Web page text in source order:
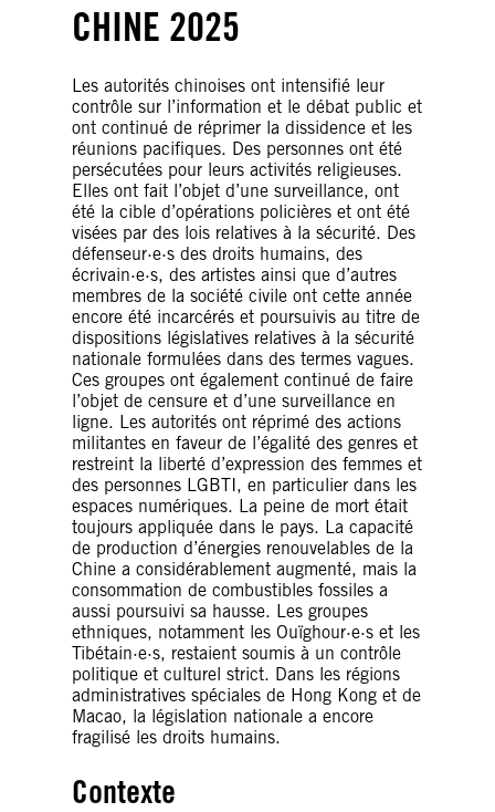
CHINE 2025
Les autorités chinoises ont intensifié leur
contrôle sur l’information et le débat public et
ont continué de réprimer la dissidence et les
réunions pacifiques. Des personnes ont été
persécutées pour leurs activités religieuses.
Elles ont fait l’objet d’une surveillance, ont
été la cible d’opérations policières et ont été
visées par des lois relatives à la sécurité. Des
défenseur·e·s des droits humains, des
écrivain·e·s, des artistes ainsi que d’autres
membres de la société civile ont cette année
encore été incarcérés et poursuivis au titre de
dispositions législatives relatives à la sécurité
nationale formulées dans des termes vagues.
Ces groupes ont également continué de faire
l’objet de censure et d’une surveillance en
ligne. Les autorités ont réprimé des actions
militantes en faveur de l’égalité des genres et
restreint la liberté d’expression des femmes et
des personnes LGBTI, en particulier dans les
espaces numériques. La peine de mort était
toujours appliquée dans le pays. La capacité
de production d’énergies renouvelables de la
Chine a considérablement augmenté, mais la
consommation de combustibles fossiles a
aussi poursuivi sa hausse. Les groupes
ethniques, notamment les Ouïghour·e·s et les
Tibétain·e·s, restaient soumis à un contrôle
politique et culturel strict. Dans les régions
administratives spéciales de Hong Kong et de
Macao, la législation nationale a encore
fragilisé les droits humains.
Contexte